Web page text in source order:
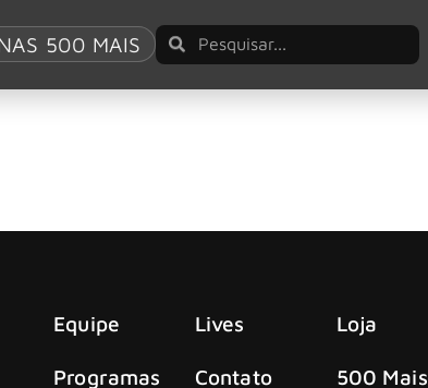
500 MAISSessions
Equipe
Programas
Lives
Contato
Loja
500 Mais